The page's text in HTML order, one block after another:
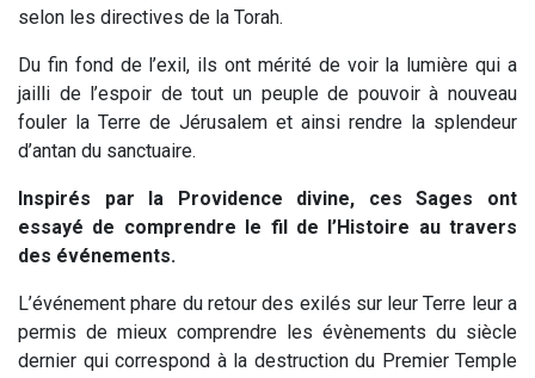
selon les directives de la Torah.
Du fin fond de l’exil, ils ont mérité de voir la lumière qui a
jailli de l’espoir de tout un peuple de pouvoir à nouveau
fouler la Terre de Jérusalem et ainsi rendre la splendeur
d’antan du sanctuaire.
Inspirés par la Providence divine, ces Sages ont
essayé de comprendre le fil de l’Histoire au travers
des événements.
L’événement phare du retour des exilés sur leur Terre leur a
permis de mieux comprendre les évènements du siècle
dernier qui correspond à la destruction du Premier Temple